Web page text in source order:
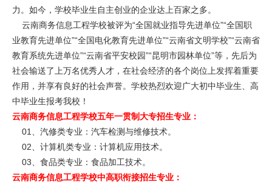
力。如今，学校毕业生自主创业的企业达上百家之多。
云南商务信息工程学校被评为“全国就业指导先进单位”“全国职
业教育先进单位”“全国电化教育先进单位”“云南省文明学校”“云南省
教育系统先进单位”“云南省平安校园”“昆明市园林单位”等，先后为
社会输送了上万名优秀人才，在社会经济的各个岗位上发挥着重要
作用，并享有良好的社会声誉。学校热烈欢迎广大初中毕业生、高
中毕业生报考我校！
云南商务信息工程学校五年一贯制大专招生专业：
01、汽修类专业：汽车检测与维修技术。
02、计算机类专业：计算机应用技术。
03、食品类专业：食品加工技术。
云南商务信息工程学校中高职衔接招生专业：